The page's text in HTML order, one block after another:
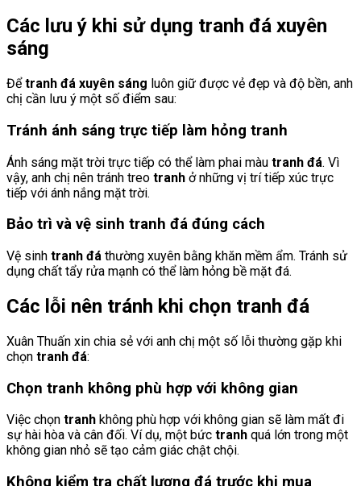
Các lưu ý khi sử dụng tranh đá xuyên
sáng
Đểtranh đá xuyên sáng luôn giữ được vẻ đẹp và độ bền, anh
chị cần lưu ý một số điểm sau:
Tránh ánh sáng trực tiếp làm hỏng tranh
Ánh sáng mặt trời trực tiếp có thể làm phai màu tranh đá. Vì
vậy, anh chị nên tránh treo tranh ở những vị trí tiếp xúc trực
tiếp với ánh nắng mặt trời.
Bảo trì và vệ sinh tranh đá đúng cách
Vệ sinh tranh đá thường xuyên bằng khăn mềm ẩm. Tránh sử
dụng chất tẩy rửa mạnh có thể làm hỏng bề mặt đá.
Các lỗi nên tránh khi chọn tranh đá
Xuân Thuấn xin chia sẻ với anh chị một số lỗi thường gặp khi
chọn tranh đá:
Chọn tranh không phù hợp với không gian
Việc chọn tranh không phù hợp với không gian sẽ làm mất đi
sự hài hòa và cân đối. Ví dụ, một bức tranh quá lớn trong một
không gian nhỏ sẽ tạo cảm giác chật chội.
Không kiểm tra chất lượng đá trước khi mua